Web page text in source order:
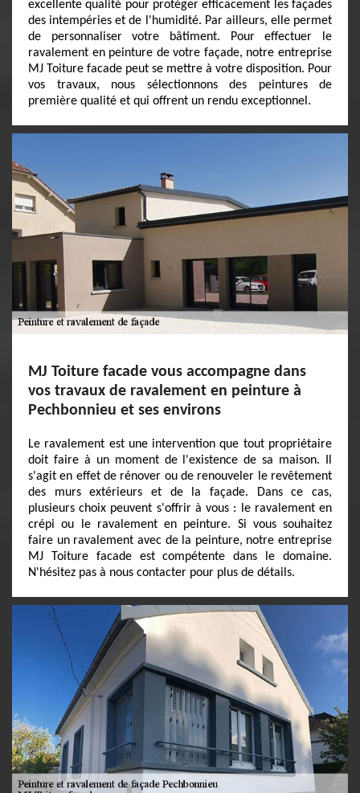
excellente qualité pour protéger efficacement les façades
des intempéries et de l'humidité. Par ailleurs, elle permet
de personnaliser votre bâtiment. Pour effectuer le
ravalement en peinture de votre façade, notre entreprise
MJ Toiture facade peut se mettre à votre disposition. Pour
vos travaux, nous sélectionnons des peintures de
première qualité et qui offrent un rendu exceptionnel.
MJ Toiture facade vous accompagne dans
vos travaux de ravalement en peinture à
Pechbonnieu et ses environs
Le ravalement est une intervention que tout propriétaire
doit faire à un moment de l'existence de sa maison. Il
s'agit en effet de rénover ou de renouveler le revêtement
des murs extérieurs et de la façade. Dans ce cas,
plusieurs choix peuvent s'offrir à vous : le ravalement en
crépi ou le ravalement en peinture. Si vous souhaitez
faire un ravalement avec de la peinture, notre entreprise
MJ Toiture facade est compétente dans le domaine.
N'hésitez pas à nous contacter pour plus de détails.